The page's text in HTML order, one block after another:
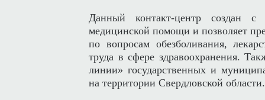
Данный контакт-центр создан
медицинской помощи и позволяет
по вопросам обезболивания,
труда в сфере здравоохранения.
линии» государственных и
на территории Свердловской области.